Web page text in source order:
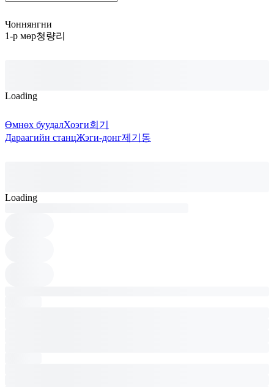
Чоннянгни
1-р мөр청량리
Loading
Өмнөх буудалХоэги회기
Дараагийн станцЖэги-донг제기동
Loading